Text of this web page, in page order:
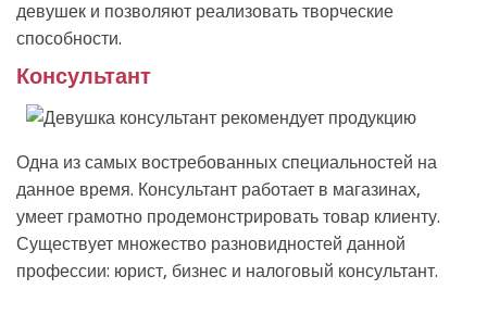
девушек и позволяют реализовать творческие
способности.
Консультант
Одна из самых востребованных специальностей на
данное время. Консультант работает в магазинах,
умеет грамотно продемонстрировать товар клиенту.
Существует множество разновидностей данной
профессии: юрист, бизнес и налоговый консультант.